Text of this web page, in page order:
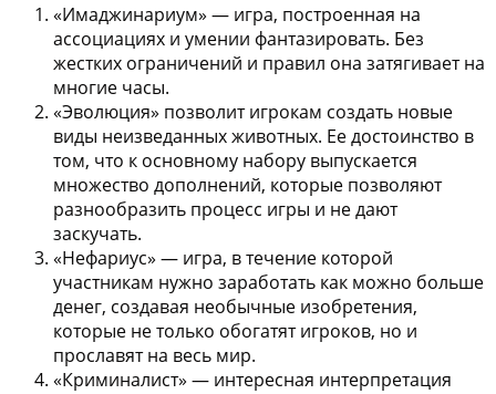
«Имаджинариум» — игра, построенная на
ассоциациях и умении фантазировать. Без
жестких ограничений и правил она затягивает на
многие часы.
«Эволюция» позволит игрокам создать новые
виды неизведанных животных. Ее достоинство в
том, что к основному набору выпускается
множество дополнений, которые позволяют
разнообразить процесс игры и не дают
заскучать.
«Нефариус» — игра, в течение которой
участникам нужно заработать как можно больше
денег, создавая необычные изобретения,
которые не только обогатят игроков, но и
прославят на весь мир.
«Криминалист» — интересная интерпретация